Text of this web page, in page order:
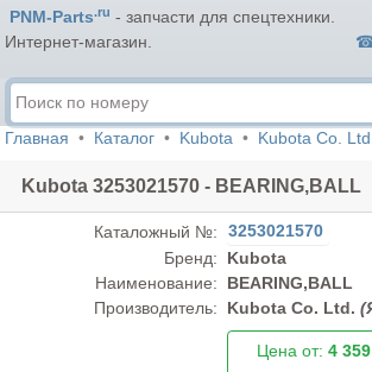
PNM-Parts.ru - запчасти для спецтехники.
Интернет-магазин.
☎
Главная Каталог Kubota Kubota Co. Ltd.
Kubota 3253021570 - BEARING,BALL
Каталожный №:
3253021570
Бренд:
Kubota
Наименование:
BEARING,BALL
Производитель:
Kubota Co. Ltd.
Цена от:4